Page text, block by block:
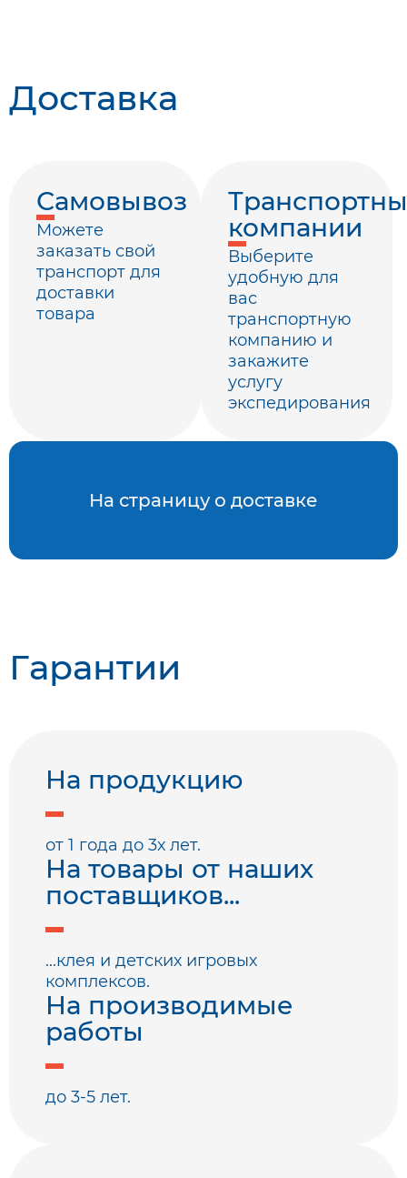
Доставка
Самовывоз
Можете
заказать свой
транспорт для
доставки
товара
компании
Выберите
удобную для
вас
транспортную
компанию и
закажите
услугу
экспедирования
На страницу о доставке
Гарантии
На продукцию
от 1 года до 3х лет.
На товары от наших
поставщиков...
...клея и детских игровых
комплексов.
На производимые
работы
до 3-5 лет.